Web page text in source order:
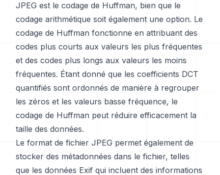
JPEG est le codage de Huffman, bien que le
codage arithmétique soit également une option. Le
codage de Huffman fonctionne en attribuant des
codes plus courts aux valeurs les plus fréquentes
et des codes plus longs aux valeurs les moins
fréquentes. Étant donné que les coefficients DCT
quantifiés sont ordonnés de manière à regrouper
les zéros et les valeurs basse fréquence, le
codage de Huffman peut réduire efficacement la
taille des données.
Le format de fichier JPEG permet également de
stocker des métadonnées dans le fichier, telles
que les données Exif qui incluent des informations